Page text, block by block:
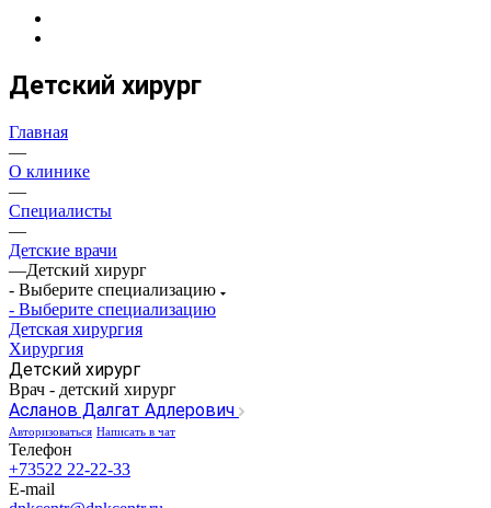
Детский хирург
Главная
—
О клинике
—
Специалисты
—
Детские врачи
—Детский хирург
- Выберите специализацию
- Выберите специализацию
Детская хирургия
Хирургия
Детский хирург
Врач - детский хирург
Асланов Далгат Адлерович
Авторизоваться Написать в чат
Телефон
+73522 22-22-33
E-mail